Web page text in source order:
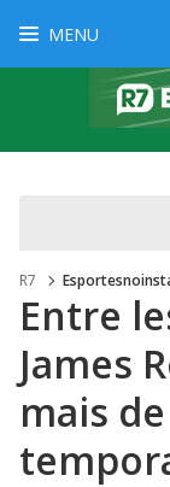
MENU
R7
Entre
James
mais